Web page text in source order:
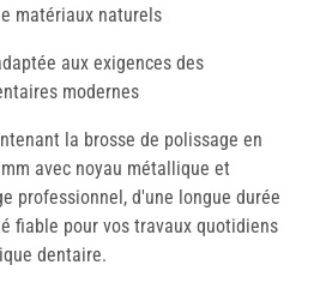
matériaux naturels
aux exigences des
modernes
la brosse de polissage en
avec noyau métallique et
professionnel, d'une longue durée
fiable pour vos travaux quotidiens
dentaire.